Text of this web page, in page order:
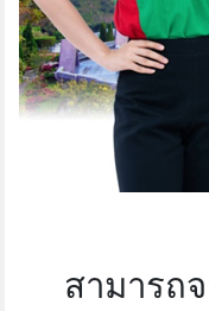
สามารถ